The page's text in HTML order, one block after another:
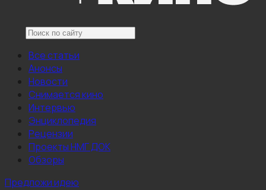
Все статьи
Анонсы
Новости
Снимается кино
Интервью
Энциклопедия
Рецензии
Проекты НМГ ДОК
Обзоры
Предложи идею